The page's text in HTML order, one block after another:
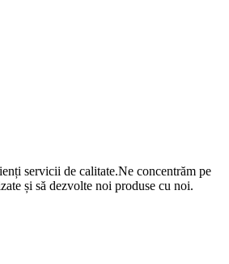
servicii de calitate.Ne concentrăm pe
și să dezvolte noi produse cu noi.